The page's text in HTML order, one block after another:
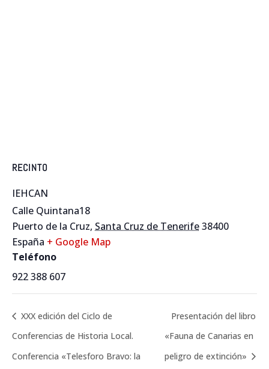
RECINTO
IEHCAN
Calle Quintana18
Puerto de la Cruz, Santa Cruz de Tenerife38400
España + Google Map
Teléfono
922 388 607
XXX edición del Ciclo de
Conferencias de Historia Local.
Conferencia «Telesforo Bravo: la
Presentación del libro
«Fauna de Canarias en
peligro de extinción»